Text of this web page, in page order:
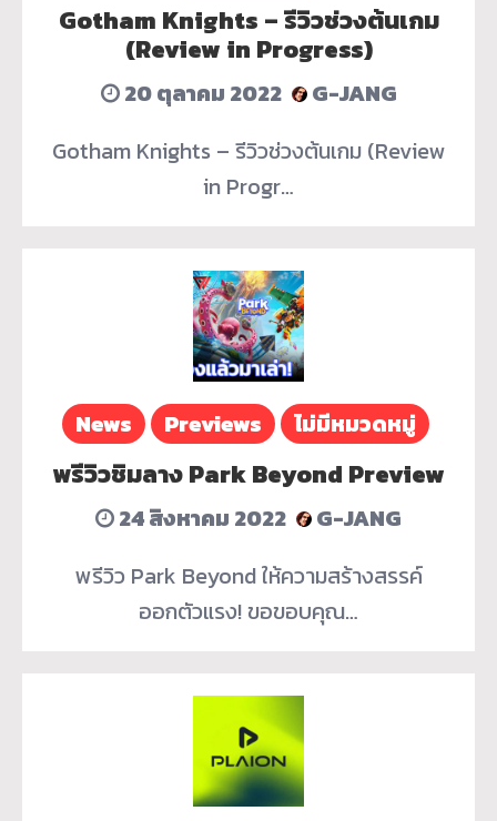
Gotham Knights – รีวิวช่วงต้นเกม
(Review in Progress)
20 ตุลาคม 2022
G-JANG
Gotham Knights – รีวิวช่วงต้นเกม (Review
in Progr…
News Previews ไม่มีหมวดหมู่
พรีวิวชิมลาง Park Beyond Preview
24 สิงหาคม 2022
G-JANG
พรีวิว Park Beyond ให้ความสร้างสรรค์
ออกตัวแรง! ขอขอบคุณ…